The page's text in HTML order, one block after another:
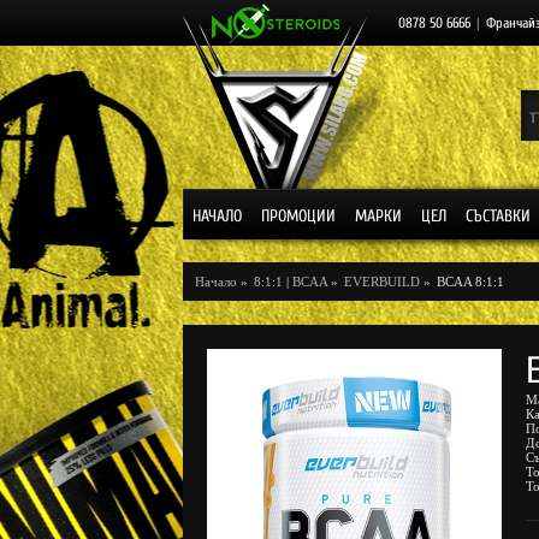
0878 50 6666 |
НАЧАЛО ПРОМОЦИИ МАРКИ ЦЕЛ СЪСТАВКИ
Начало » 8:1:1 | BCAA » EVERBUILD » BCAA 8:1:1